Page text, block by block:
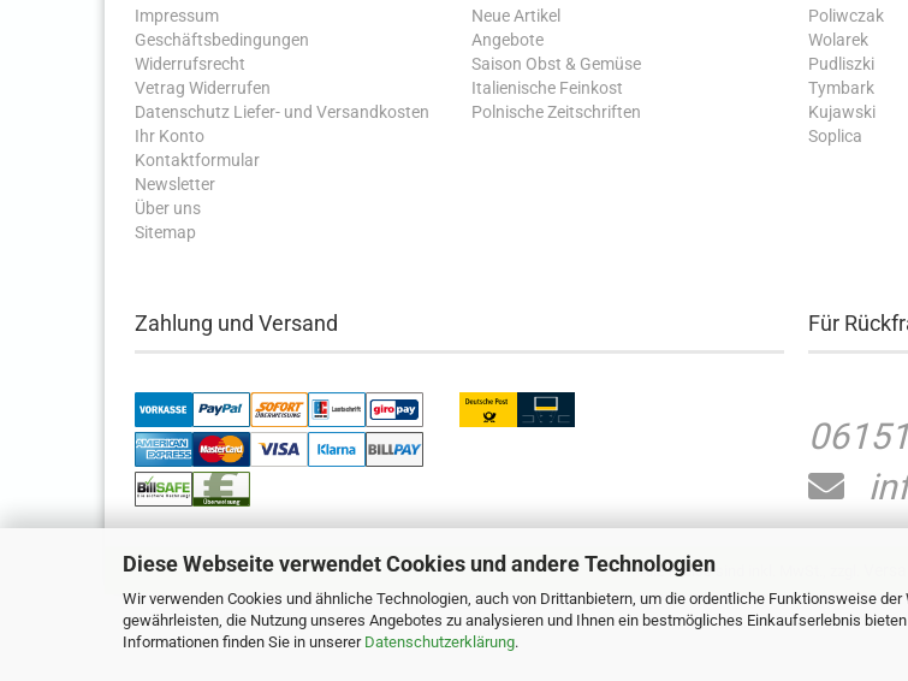
Diese Webseite verwendet Cookies und andere Technologien
Wir verwenden Cookies und ähnliche Technologien, auch von Drittanbietern, um die ordentliche Funktionsweise der
gewährleisten, die Nutzung unseres Angebotes zu analysieren und Ihnen ein bestmögliches Einkaufserlebnis
Informationen finden Sie in unserer Datenschutzerklärung.
Impressum
Geschäftsbedingungen
Widerrufsrecht
Vetrag Widerrufen
Datenschutz Liefer- und Versandkosten
Ihr Konto
Kontaktformular
Newsletter
Über uns
Sitemap
Neue Artikel
Angebote
Saison Obst & Gemüse
Italienische Feinkost
Polnische Zeitschriften
Poliwczak
Wolarek
Pudliszki
Tymbark
Kujawski
Soplica
Zahlung und Versand Für
Alle Preise sind inkl. MwSt., zzgl.